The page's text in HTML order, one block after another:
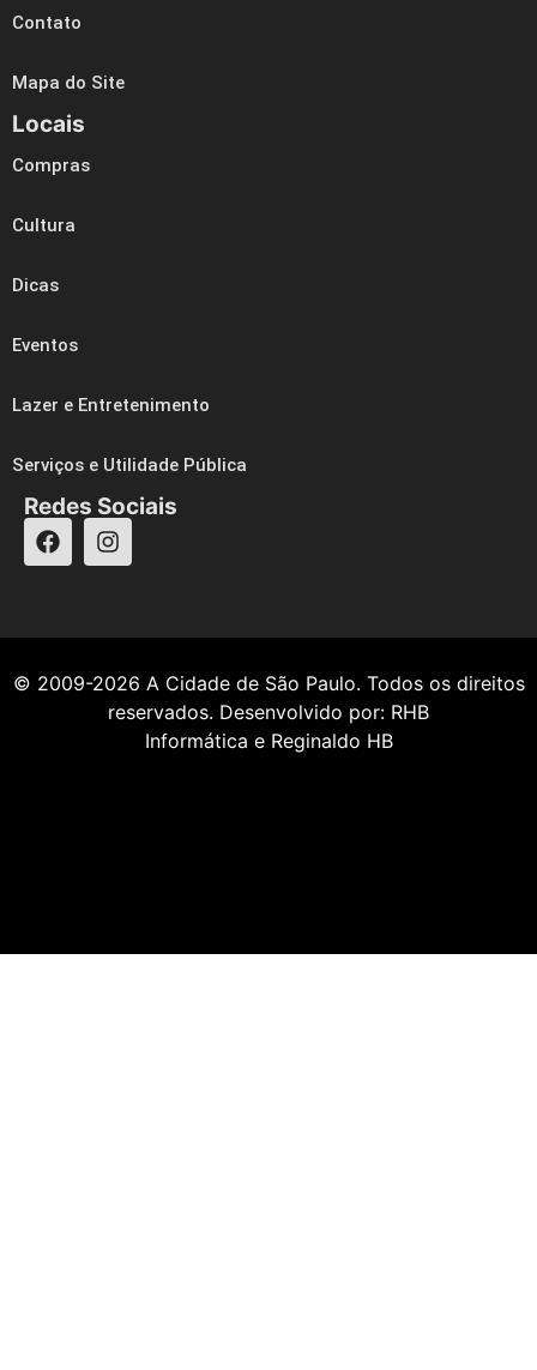
Contato
Mapa do Site
Locais
Compras
Cultura
Dicas
Eventos
Lazer e Entretenimento
Serviços e Utilidade Pública
Redes Sociais
© 2009-2026 A Cidade de São Paulo. Todos os direitos
reservados. Desenvolvido por: RHB
Informática e Reginaldo HB